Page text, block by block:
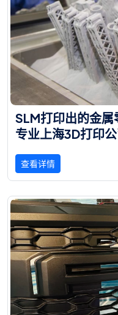
SLM打印出的金属
专业 上海3D打印公
查看详情